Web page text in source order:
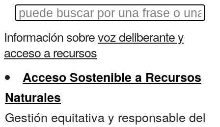
Información sobrevoz deliberante y
acceso a recursos
Acceso Sostenible a Recursos
Naturales
Gestión equitativa y responsable del